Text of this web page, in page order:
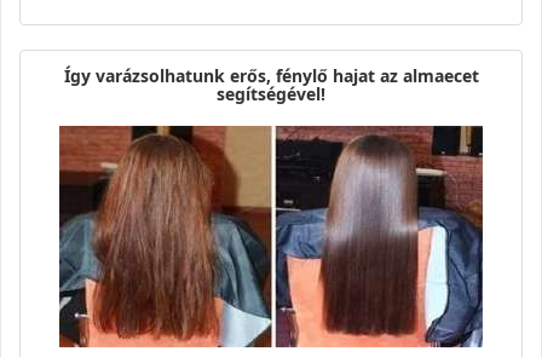
Így varázsolhatunk erős, fénylő hajat az almaecet
segítségével!